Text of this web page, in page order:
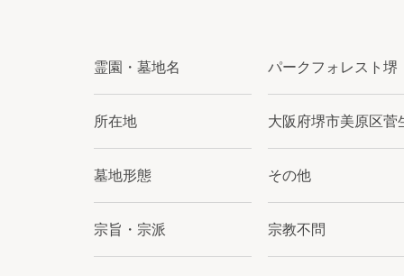
霊園・墓地名 パークフォレスト
所在地 大阪府堺市美原区菅
墓地形態 その他
宗旨・宗派 宗教不問